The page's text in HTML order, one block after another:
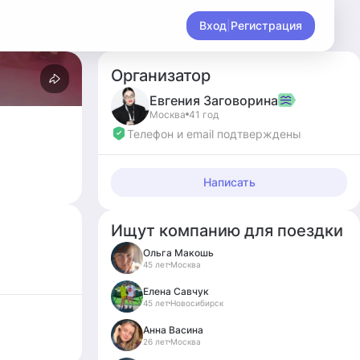
Вход Регистрация
Организатор
Евгения Заговорина
Москва 41 год
Телефон и email подтверждены
Написать
Ищут компанию для поездки
Ольга Макошь
45 лет Москва
Елена Савчук
45 лет Новосибирск
Анна Васина
26 лет Москва